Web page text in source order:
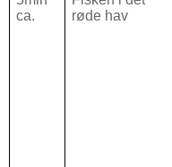
ca.
røde hav